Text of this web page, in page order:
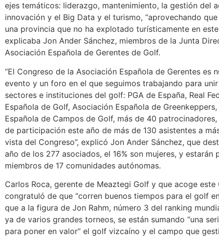
ejes temáticos: liderazgo, mantenimiento, la gestión del
innovación y el Big Data y el turismo, “aprovechando
una provincia que no ha explotado turísticamente en
explicaba Jon Ander Sánchez, miembros de la Junta
Asociación Española de Gerentes de Golf.
“El Congreso de la Asociación Española de Gerentes es
evento y un foro en el que seguimos trabajando para
sectores e instituciones del golf: PGA de España, Real
Española de Golf, Asociación Española de
Española de Campos de Golf, más de 40
de participación este año de más de 130 asistentes a
vista del Congreso”, explicó Jon Ander Sánchez, que
año de los 277 asociados, el 16% son mujeres, y estarán
miembros de 17 comunidades autónomas.
Carlos Roca, gerente de Meaztegi Golf y que acoge este
congratuló de que “corren buenos tiempos para el golf
que a la figura de Jon Rahm, número 3 del ranking
ya de varios grandes torneos, se están sumando “una
para poner en valor” el golf vizcaíno y el campo que